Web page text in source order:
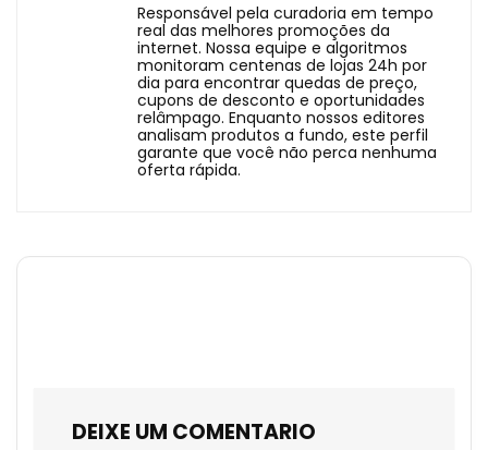
Responsável pela curadoria em tempo
real das melhores promoções da
internet. Nossa equipe e algoritmos
monitoram centenas de lojas 24h por
dia para encontrar quedas de preço,
cupons de desconto e oportunidades
relâmpago. Enquanto nossos editores
analisam produtos a fundo, este perfil
garante que você não perca nenhuma
oferta rápida.
DEIXE UM COMENTARIO